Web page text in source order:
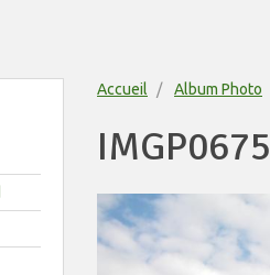
Accueil Album Photo
IMGP0675